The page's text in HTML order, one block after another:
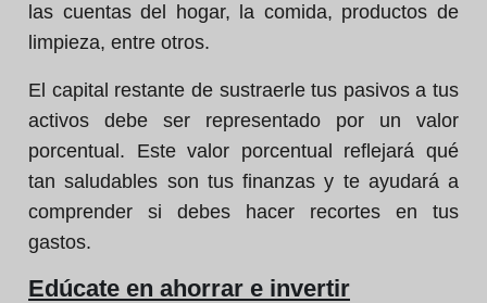
las cuentas del hogar, la comida, productos de
limpieza, entre otros.
El capital restante de sustraerle tus pasivos a tus
activos debe ser representado por un valor
porcentual. Este valor porcentual reflejará qué
tan saludables son tus finanzas y te ayudará a
comprender si debes hacer recortes en tus
gastos.
Edúcate en ahorrar e invertir